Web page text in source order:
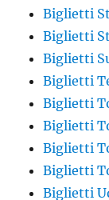
Biglietti
Biglietti
Biglietti
Biglietti
Biglietti
Biglietti
Biglietti
Biglietti
Biglietti